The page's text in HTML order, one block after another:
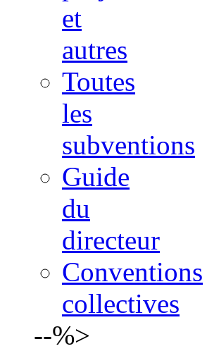
et
autres
Toutes
les
subventions
Guide
du
directeur
Conventions
collectives
--%>